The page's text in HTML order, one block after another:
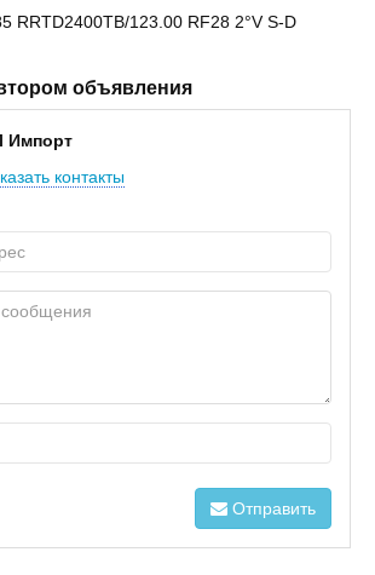
RRTD2400TB/123.00 RF28 2°V S-D
объявления
Импорт
контакты
Отправить